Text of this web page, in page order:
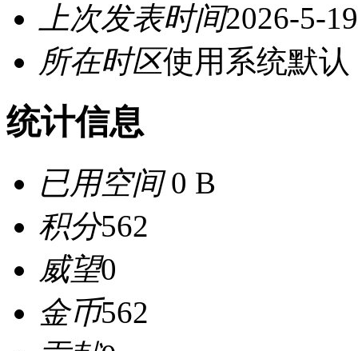
上次发表时间2026-5-
所在时区使用系统默认
统计信息
已用空间0 B
积分562
威望0
金币562